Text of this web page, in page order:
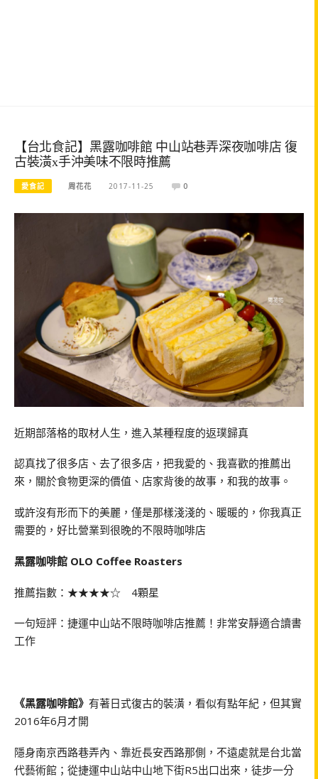
【台北食記】黑露咖啡館 中山站巷弄深夜咖啡店 復
古裝潢x手沖美味不限時推薦
愛食記 周花花 2017-11-25 0
近期部落格的取材人生，進入某種程度的返璞歸真
認真找了很多店、去了很多店，把我愛的、我喜歡的推薦出
來，關於食物更深的價值、店家背後的故事，和我的故事。
或許沒有形而下的美麗，僅是那樣淺淺的、暖暖的，你我真正
需要的，好比營業到很晚的不限時咖啡店
黑露咖啡館 OLO Coffee Roasters
推薦指數：★★★★☆ 4顆星
一句短評：捷運中山站不限時咖啡店推薦！非常安靜適合讀書
工作
《黑露咖啡館》 有著日式復古的裝潢，看似有點年紀，但其實
2016年6月才開
隱身南京西路巷弄內、靠近長安西路那側，不遠處就是台北當
代藝術館；從捷運中山站中山地下街R5出口出來，徒步一分